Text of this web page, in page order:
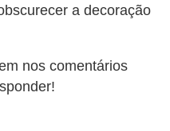
a decoração
nos comentários